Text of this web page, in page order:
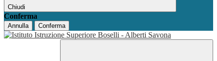
Chiudi
Conferma
Annulla Conferma